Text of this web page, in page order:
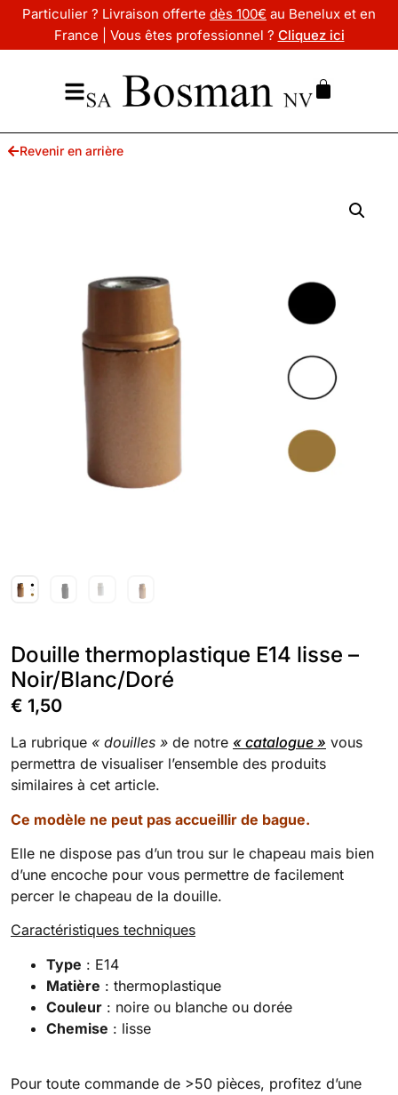
Particulier ? Livraison offerte dès 100€ au Benelux et en
France | Vous êtes professionnel ? Cliquez ici
Revenir en arrière
Douille thermoplastique E14 lisse –
Noir/Blanc/Doré
€ 1,50
La rubrique « douilles » de notre « catalogue » vous
permettra de visualiser l’ensemble des produits
similaires à cet article.
Ce modèle ne peut pas accueillir de bague.
Elle ne dispose pas d’un trou sur le chapeau mais bien
d’une encoche pour vous permettre de facilement
percer le chapeau de la douille.
Caractéristiques techniques
Type : E14
Matière : thermoplastique
Couleur : noire ou blanche ou dorée
Chemise : lisse
Pour toute commande de >50 pièces, profitez d’une